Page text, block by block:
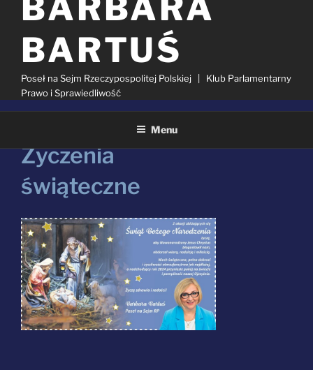
BARBARA
BARTUŚ
Poseł na Sejm Rzeczypospolitej Polskiej | Klub Parlamentarny
Prawo i Sprawiedliwość
Menu
Życzenia
świąteczne
Szukaj: